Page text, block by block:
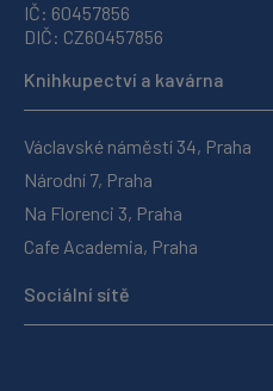
IČ: 60457856
DIČ: CZ60457856
Knihkupectví a kavárna
Václavské náměstí 34, Praha
Národní 7, Praha
Na Florenci 3, Praha
Cafe Academia, Praha
Sociální sítě